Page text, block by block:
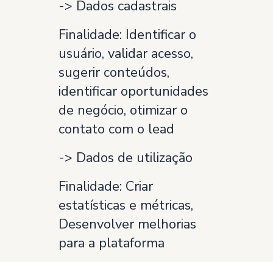
-> Dados cadastrais
Finalidade: Identificar o
usuário, validar acesso,
sugerir conteúdos,
identificar oportunidades
de negócio, otimizar o
contato com o lead
-> Dados de utilização
Finalidade: Criar
estatísticas e métricas,
Desenvolver melhorias
para a plataforma